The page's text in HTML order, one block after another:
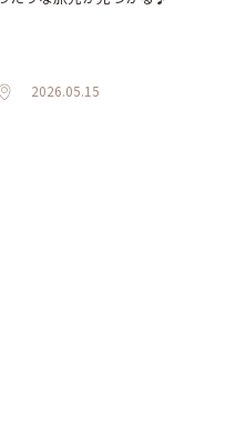
2026.05.15